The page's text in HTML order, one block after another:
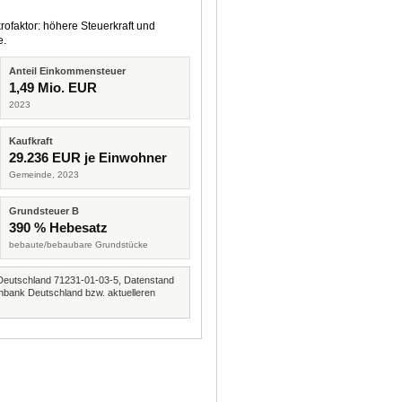
höhere Steuerkraft und
Anteil Einkommensteuer
1,49 Mio. EUR
2023
Kaufkraft
29.236 EUR je Einwohner
Gemeinde, 2023
Grundsteuer B
390 % Hebesatz
bebaute/bebaubare Grundstücke
71231-01-03-5, Datenstand
Deutschland bzw. aktuelleren